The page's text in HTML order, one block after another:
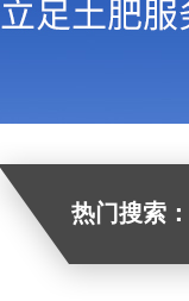
热门搜索：